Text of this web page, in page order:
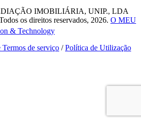
IMOBILIÁRIA, UNIP., LDA
os direitos reservados, 2026. O MEU
& Technology
de serviço /Política de Utilização